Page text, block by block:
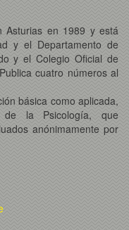
Asturias en 1989 y está
y el Departamento de
y el Colegio Oficial de
cuatro números al
básica como aplicada,
de la Psicología, que
anónimamente por